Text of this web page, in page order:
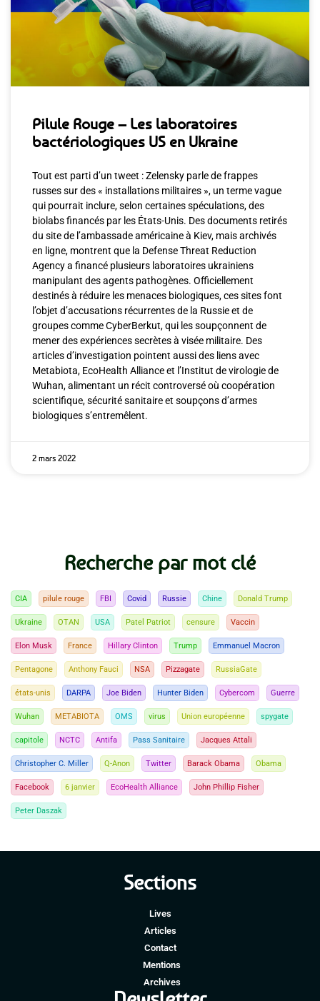
Pilule Rouge – Les laboratoires
bactériologiques US en Ukraine
Tout est parti d’un tweet : Zelensky parle de frappes
russes sur des « installations militaires », un terme vague
qui pourrait inclure, selon certaines spéculations, des
biolabs financés par les États-Unis. Des documents retirés
du site de l’ambassade américaine à Kiev, mais archivés
en ligne, montrent que la Defense Threat Reduction
Agency a financé plusieurs laboratoires ukrainiens
manipulant des agents pathogènes. Officiellement
destinés à réduire les menaces biologiques, ces sites font
l’objet d’accusations récurrentes de la Russie et de
groupes comme CyberBerkut, qui les soupçonnent de
mener des expériences secrètes à visée militaire. Des
articles d’investigation pointent aussi des liens avec
Metabiota, EcoHealth Alliance et l’Institut de virologie de
Wuhan, alimentant un récit controversé où coopération
scientifique, sécurité sanitaire et soupçons d’armes
biologiques s’entremêlent.
2 mars 2022
Recherche par mot clé
CIA pilule rouge FBI Covid Russie Chine Donald Trump
Ukraine OTAN USA Patel Patriot censure Vaccin
Elon Musk France Hillary Clinton Trump Emmanuel Macron
Pentagone Anthony Fauci NSA Pizzagate RussiaGate
états-unis DARPA Joe Biden Hunter Biden Cybercom Guerre
Wuhan METABIOTA OMS virus Union européenne spygate
capitole NCTC Antifa Pass Sanitaire Jacques Attali
Christopher C. Miller Q-Anon Twitter Barack Obama Obama
Facebook 6 janvier EcoHealth Alliance John Phillip Fisher
Peter Daszak
Sections
Lives
Articles
Contact
Mentions
Archives